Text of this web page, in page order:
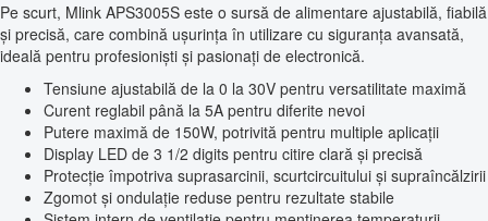
Pe scurt, Mlink APS3005S este o sursă de alimentare ajustabilă, fiabilă
și precisă, care combină ușurința în utilizare cu siguranța avansată,
ideală pentru profesioniști și pasionați de electronică.
Tensiune ajustabilă de la 0 la 30V pentru versatilitate maximă
Curent reglabil până la 5A pentru diferite nevoi
Putere maximă de 150W, potrivită pentru multiple aplicații
Display LED de 3 1/2 digits pentru citire clară și precisă
Protecție împotriva suprasarcinii, scurtcircuitului și supraîncălzirii
Zgomot și ondulație reduse pentru rezultate stabile